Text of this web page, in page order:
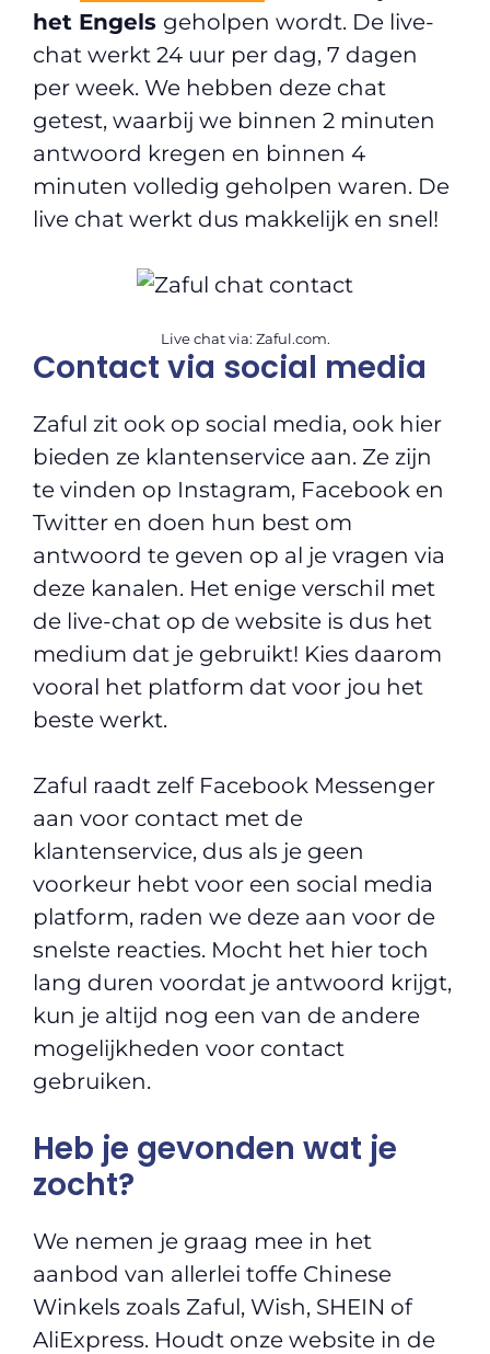
het Engels geholpen wordt. De live-
chat werkt 24 uur per dag, 7 dagen
per week. We hebben deze chat
getest, waarbij we binnen 2 minuten
antwoord kregen en binnen 4
minuten volledig geholpen waren. De
live chat werkt dus makkelijk en snel!
Live chat via: Zaful.com.
Contact via social media
Zaful zit ook op social media, ook hier
bieden ze klantenservice aan. Ze zijn
te vinden op Instagram, Facebook en
Twitter en doen hun best om
antwoord te geven op al je vragen via
deze kanalen. Het enige verschil met
de live-chat op de website is dus het
medium dat je gebruikt! Kies daarom
vooral het platform dat voor jou het
beste werkt.
Zaful raadt zelf Facebook Messenger
aan voor contact met de
klantenservice, dus als je geen
voorkeur hebt voor een social media
platform, raden we deze aan voor de
snelste reacties. Mocht het hier toch
lang duren voordat je antwoord krijgt,
kun je altijd nog een van de andere
mogelijkheden voor contact
gebruiken.
Heb je gevonden wat je
zocht?
We nemen je graag mee in het
aanbod van allerlei toffe Chinese
Winkels zoals Zaful, Wish, SHEIN of
AliExpress. Houdt onze website in de